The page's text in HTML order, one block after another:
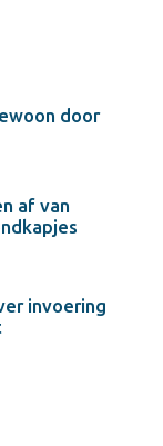
door
af van
invoering